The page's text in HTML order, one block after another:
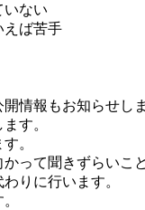
いない
えば苦手
情報もお知らせしま
す。
。
って聞きずらいこ
りに行います。